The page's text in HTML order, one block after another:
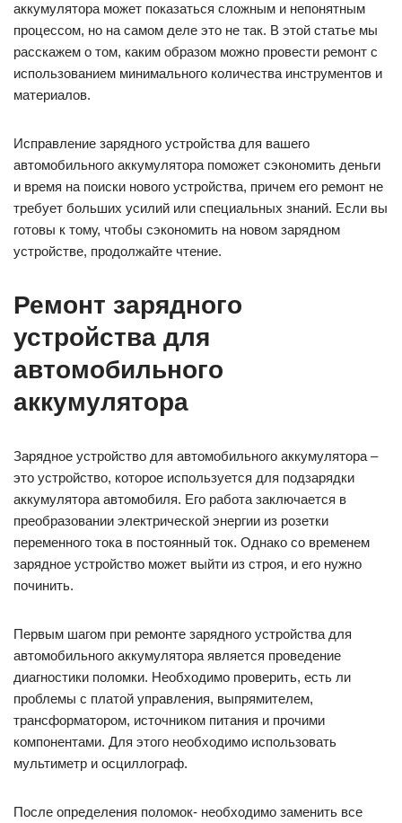
аккумулятора может показаться сложным и непонятным
процессом, но на самом деле это не так. В этой статье мы
расскажем о том, каким образом можно провести ремонт с
использованием минимального количества инструментов и
материалов.
Исправление зарядного устройства для вашего
автомобильного аккумулятора поможет сэкономить деньги
и время на поиски нового устройства, причем его ремонт не
требует больших усилий или специальных знаний. Если вы
готовы к тому, чтобы сэкономить на новом зарядном
устройстве, продолжайте чтение.
Ремонт зарядного
устройства для
автомобильного
аккумулятора
Зарядное устройство для автомобильного аккумулятора –
это устройство, которое используется для подзарядки
аккумулятора автомобиля. Его работа заключается в
преобразовании электрической энергии из розетки
переменного тока в постоянный ток. Однако со временем
зарядное устройство может выйти из строя, и его нужно
починить.
Первым шагом при ремонте зарядного устройства для
автомобильного аккумулятора является проведение
диагностики поломки. Необходимо проверить, есть ли
проблемы с платой управления, выпрямителем,
трансформатором, источником питания и прочими
компонентами. Для этого необходимо использовать
мультиметр и осциллограф.
После определения поломок- необходимо заменить все